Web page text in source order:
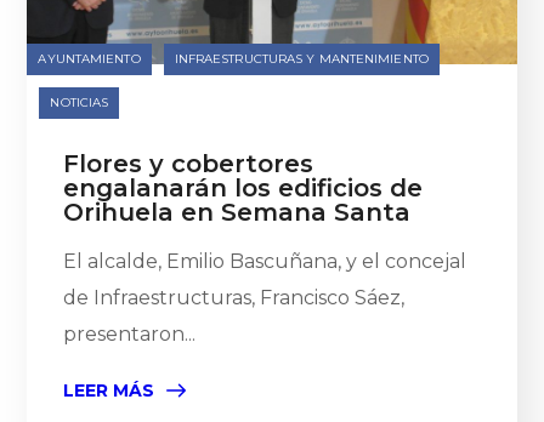
AYUNTAMIENTO INFRAESTRUCTURAS Y MANTENIMIENTO
NOTICIAS
Flores y cobertores
engalanarán los edificios de
Orihuela en Semana Santa
El alcalde, Emilio Bascuñana, y el concejal
de Infraestructuras, Francisco Sáez,
presentaron...
LEER MÁS